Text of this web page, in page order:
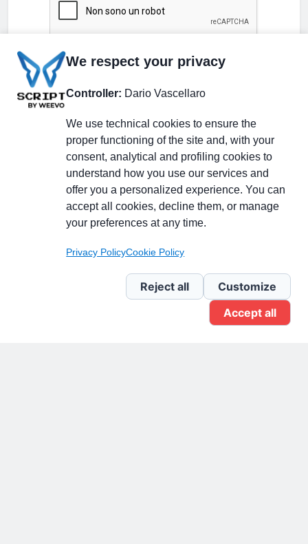
Partecipa alla discussione
Pagina Linkedin
Newsletter Linkedin
We respect your privacy
Controller: Dario Vascellaro
We use technical cookies to ensure the
proper functioning of the site and, with your
consent, analytical and profiling cookies to
understand how you use our services and
offer you a personalized experience. You can
accept all cookies, decline them, or manage
your preferences at any time.
Privacy PolicyCookie Policy
Reject all
Customize
Accept all